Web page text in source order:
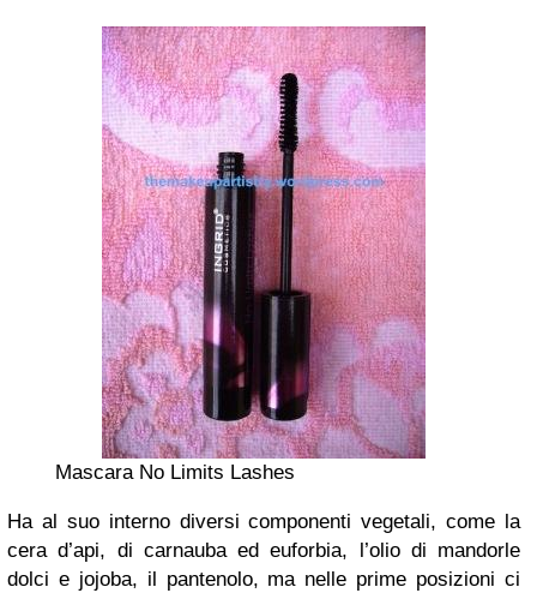
Mascara No Limits Lashes
Ha al suo interno diversi componenti vegetali, come la
cera d’api, di carnauba ed euforbia, l’olio di mandorle
dolci e jojoba, il pantenolo, ma nelle prime posizioni ci